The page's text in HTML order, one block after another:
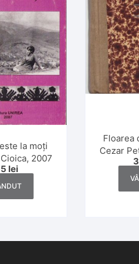
la moți
2007
lei
Floarea
Cezar